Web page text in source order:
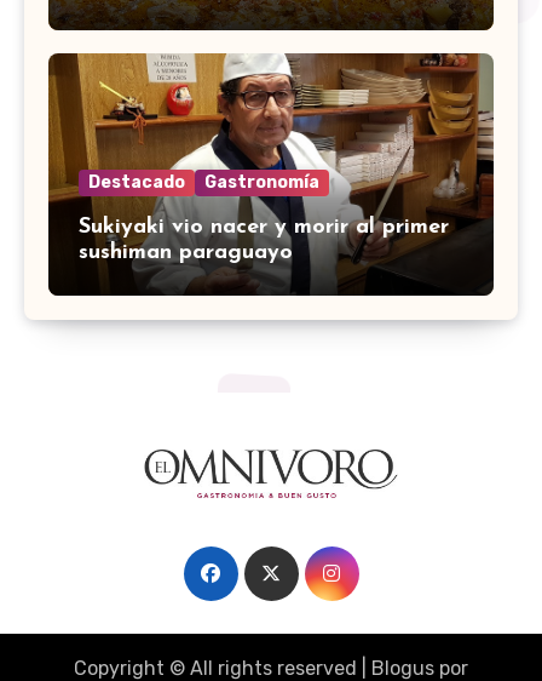
Destacado Gastronomía
Sukiyaki vio nacer y morir al primer
sushiman paraguayo
Copyright © All rights reserved Blogus por